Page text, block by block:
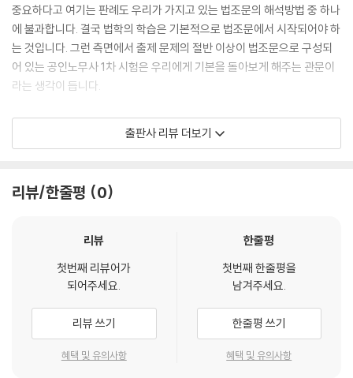
중요하다고 여기는 판례도 우리가 가지고 있는 법조문의 해석방법 중 하나
에 불과합니다. 결국 법학의 학습은 기본적으로 법조문에서 시작되어야 하
는 것입니다. 그런 측면에서 출제 문제의 절반 이상이 법조문으로 구성되
어 있는 공인노무사 1차 시험은 우리에게 기본을 돌아보게 해주는 관문이
라는 생각이 듭니다.
공인노무사 1차 시험 대비용으로 집필된 본 교재의 특징은 다음과 같습니
는다는 명목하에 법조문의 문구를 자의적으로 바꾸어 인용할 경우 뜻하지
례중심으로 구성하였습니다. 특히 판례학습의 효율성을 높일 수 있도록 최
대한 판례문구를 원문 그대로 본문에 삽입했습니다.
셋째, 객관식 시험에서 출제되는 다양한 함정에 대한 감각을 쌓을 수 있도
록 최근 공인노무사 1차 시험, 사법시험, 7급·9급 공무원 시험에서 출제되
출판사 리뷰 더보기
리뷰/한줄평 0
리뷰
첫번째 리뷰어가
되어주세요.
리뷰 쓰기
혜택 및 유의사항
한줄평
첫번째 한줄평을
남겨주세요.
한줄평 쓰기
혜택 및 유의사항